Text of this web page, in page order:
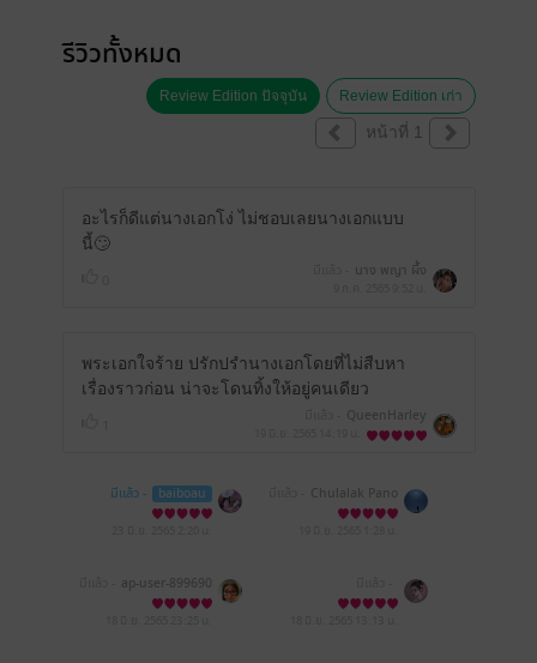
รีวิวทั้งหมด
Review Edition เก่า
Review Edition ปัจจุบัน
หน้าที่ 1
อะไรก็ดีแต่นางเอกโง่ ไม่ชอบเลยนางเอกแบบ
นี้🙄
นาง พญา ผึ้ง
พระเอกใจร้าย ปรักปรำนางเอกโดยที่ไม่สืบหา
เรื่องราวก่อน น่าจะโดนทิ้งให้อยู่คนเดียว
QueenHarley
มีแล้ว - baiboau
Chulalak Pano
mmas
ap-user-899690
70006600